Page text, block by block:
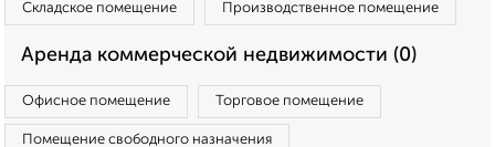
Складское помещение Производственное помещение
Аренда коммерческой недвижимости (0)
Офисное помещение Торговое помещение
Помещение свободного назначения